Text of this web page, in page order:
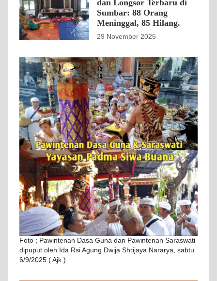
dan Longsor Terbaru di
Sumbar: 88 Orang
Meninggal, 85 Hilang.
29 November 2025
Foto ; Pawintenan Dasa Guna dan Pawintenan Saraswati
dipuput oleh Ida Rsi Agung Dwija Shrijaya Nararya, sabtu
6/9/2025 ( Ajk )